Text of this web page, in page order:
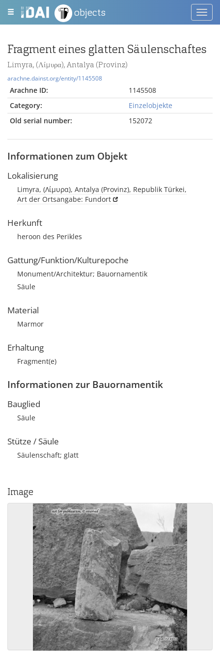
objects
Fragment eines glatten Säulenschaftes
Limyra, (Λίμυρα), Antalya (Provinz)
arachne.dainst.org/entity/1145508
Arachne ID:
1145508
Category:
Einzelobjekte
Old serial number:
152072
Informationen zum Objekt
Lokalisierung
Limyra, (Λίμυρα), Antalya (Provinz), Republik Türkei,
Art der Ortsangabe: Fundort
Herkunft
heroon des Perikles
Gattung/Funktion/Kulturepoche
Monument/Architektur; Bauornamentik
Säule
Material
Marmor
Erhaltung
Fragment(e)
Informationen zur Bauornamentik
Bauglied
Säule
Stütze / Säule
Säulenschaft; glatt
Image